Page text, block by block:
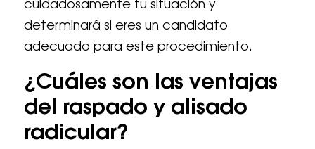
cuidadosamente tu situación y
determinará si eres un candidato
adecuado para este procedimiento.
¿Cuáles son las ventajas
del raspado y alisado
radicular?